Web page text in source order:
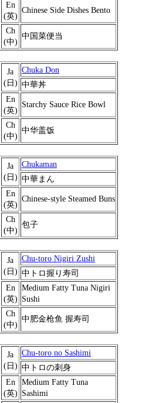
En
(英)
Chinese Side Dishes Bento
Ch
(中)
中国菜便当
Ja
(日)
Chuka Don
中華丼
En
(英)
Starchy Sauce Rice Bowl
Ch
(中)
中华盖饭
Ja
(日)
Chukaman
中華まん
En
(英)
Chinese-style Steamed Buns
Ch
(中)
包子
Ja
(日)
Chu-toro Nigiri Zushi
中トロ握り寿司
En
(英)
Medium Fatty Tuna Nigiri
Sushi
Ch
(中)
中肥金枪鱼 握寿司
Ja
(日)
Chu-toro no Sashimi
中トロの刺身
En
(英)
Medium Fatty Tuna
Sashimi